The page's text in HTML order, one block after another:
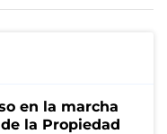
en la marcha
la Propiedad